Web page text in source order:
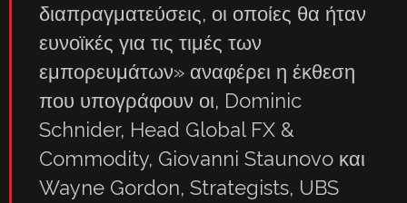
διαπραγματεύσεις, οι οποίες θα ήταν
ευνοϊκές για τις τιμές των
εμπορευμάτων» αναφέρει η έκθεση
που υπογράφουν οι, Dominic
Schnider, Head Global FX &
Commodity, Giovanni Staunovo και
Wayne Gordon, Strategists, UBS